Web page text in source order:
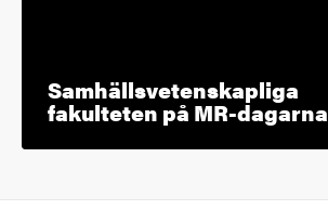
Samhällsvetenskapliga
fakulteten på MR-dagarna